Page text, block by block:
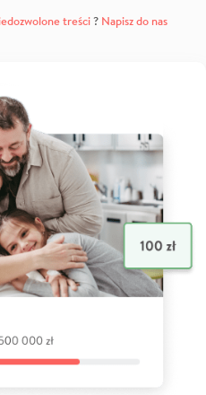
treści? Napisz do nas